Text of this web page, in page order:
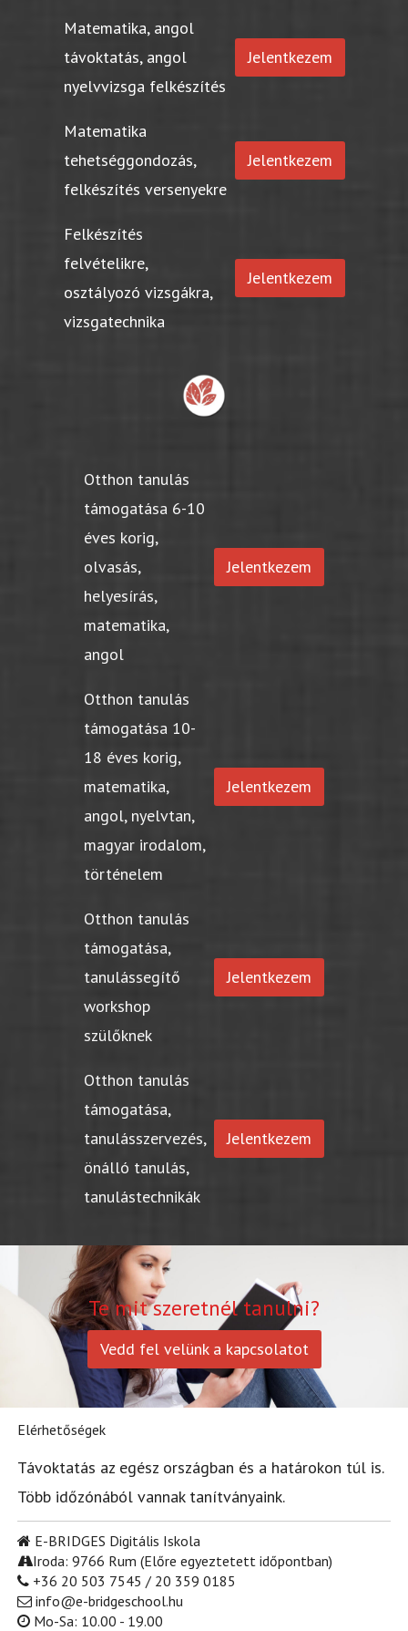
Matematika, angol
távoktatás, angol
nyelvvizsga felkészítés
Jelentkezem
Matematika
tehetséggondozás,
felkészítés versenyekre
Jelentkezem
Felkészítés
felvételikre,
osztályozó vizsgákra,
vizsgatechnika
Jelentkezem
Otthon tanulás
támogatása 6-10
éves korig,
olvasás,
helyesírás,
matematika,
angol
Jelentkezem
Otthon tanulás
támogatása 10-
18 éves korig,
matematika,
angol, nyelvtan,
magyar irodalom,
történelem
Jelentkezem
Otthon tanulás
támogatása,
tanulássegítő
workshop
szülőknek
Jelentkezem
Otthon tanulás
támogatása,
tanulásszervezés,
önálló tanulás,
tanulástechnikák
Jelentkezem
Te mit szeretnél tanulni?
Vedd fel velünk a kapcsolatot
Elérhetőségek
Távoktatás az egész országban és a határokon túl is.
Több időzónából vannak tanítványaink.
E-BRIDGES Digitális Iskola
Iroda: 9766 Rum (Előre egyeztetett időpontban)
+36 20 503 7545 / 20 359 0185
info@e-bridgeschool.hu
Mo-Sa: 10.00 - 19.00